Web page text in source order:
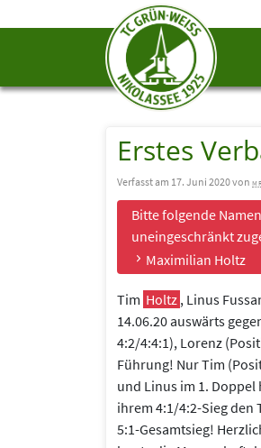
Erstes
Verfasst am 17. Juni 2020 von mr
Bitte folgende
uneingeschränkt
Maximilian Holtz
Tim Holtz , Linus
14.06.20 auswärts
4:2/4:4:1), Lorenz
Führung! Nur Tim
und Linus im 1.
ihrem 4:1/4:2-Sieg den
5:1-Gesamtsieg!